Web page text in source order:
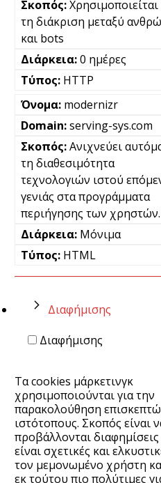
Χρησιμοποιείται
τη διάκριση μεταξύ
και bots
0 ημέρες
HTTP
modernizr
serving-sys.com
Ανιχνεύει
τη διαθεσιμότητα
τεχνολογιών ιστού
γενιάς στα προγράμματα
περιήγησης των χρηστών.
Μόνιμα
HTML
Διαφήμισης
Διαφήμισης
Τα cookies μάρκετινγκ
χρησιμοποιούνται για την
παρακολούθηση
ιστότοπους. Σκοπός είναι
προβάλλονται
είναι σχετικές και
τον μεμονωμένο χρήστη
εκ τούτου πιο πολύτιμες